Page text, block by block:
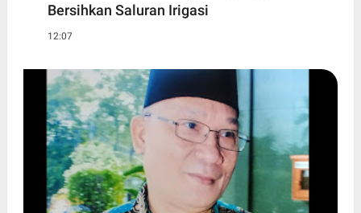
Bersihkan Saluran Irigasi
12:07